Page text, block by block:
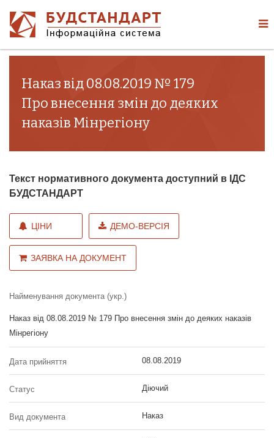
Наказ від 08.08.2019 № 179
Про внесення змін до деяких
наказів Мінрегіону
Текст нормативного документа доступний в ІДС
БУДСТАНДАРТ
ЦІНИ ДЕМО-ВЕРСІЯ
ЗАЯВКА НА ДОКУМЕНТ
Найменування документа (укр.)
Наказ від 08.08.2019 № 179 Про внесення змін до деяких наказів
Мінрегіону
Дата прийняття 08.08.2019
Статус Діючий
Вид документа Наказ